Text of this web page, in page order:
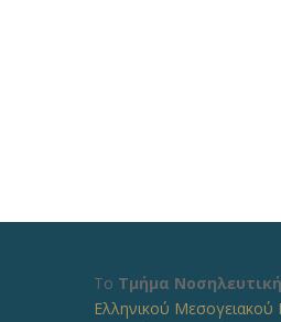
Το Τμήμα
Ελληνικού Μεσογειακού